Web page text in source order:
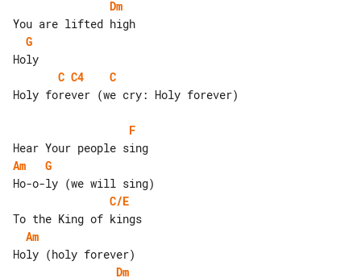
Dm
G
C C4
C
Holy forever (we cry: Holy forever)
F
Am
G
C/E
Am
Dm